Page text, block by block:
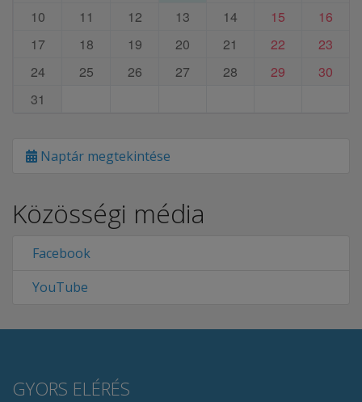
10
11 12 13 14 15
16
17
18 19 20 21 22
23
24
25 26 27 28 29
30
31
Naptár megtekintése
Közösségi média
Facebook
YouTube
GYORS ELÉRÉS